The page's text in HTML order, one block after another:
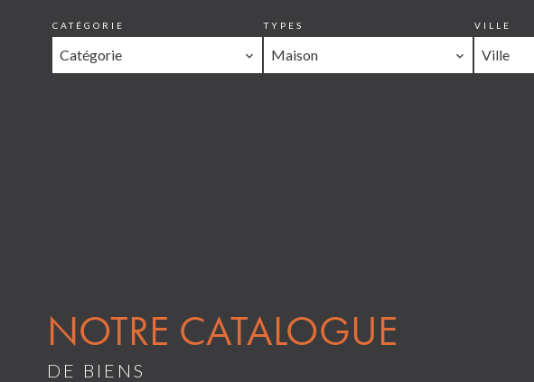
CATÉGORIE
Catégorie
TYPES
Maison
VILLE
Ville
NOTRE CATALOGUE
DE BIENS